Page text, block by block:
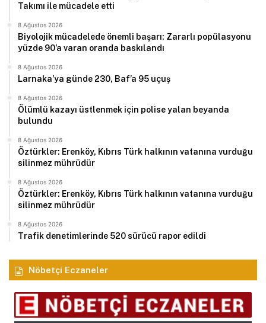
Takımı ile mücadele etti
8 Ağustos 2026
Biyolojik mücadelede önemli başarı: Zararlı popülasyonu
yüzde 90’a varan oranda baskılandı
8 Ağustos 2026
Larnaka’ya günde 230, Baf’a 95 uçuş
8 Ağustos 2026
Ölümlü kazayı üstlenmek için polise yalan beyanda
bulundu
8 Ağustos 2026
Öztürkler: Erenköy, Kıbrıs Türk halkının vatanına vurduğu
silinmez mührüdür
8 Ağustos 2026
Öztürkler: Erenköy, Kıbrıs Türk halkının vatanına vurduğu
silinmez mührüdür
8 Ağustos 2026
Trafik denetimlerinde 520 sürücü rapor edildi
Nöbetçi Eczaneler